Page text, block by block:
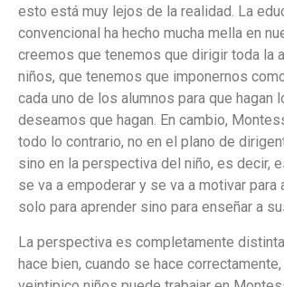
esto está muy lejos de la realidad. La
convencional ha hecho mucha mella en
creemos que tenemos que dirigir toda la
niños, que tenemos que imponernos
cada uno de los alumnos para que hagan
deseamos que hagan. En cambio,
todo lo contrario, no en el plano de
sino en la perspectiva del niño, es decir,
se va a empoderar y se va a motivar para
solo para aprender sino para enseñar a
La perspectiva es completamente
hace bien, cuando se hace correctamente,